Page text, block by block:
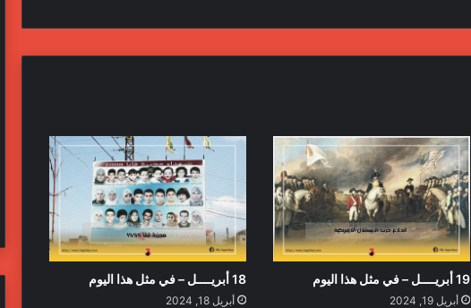
19 أبريــــل – في مثل هذا اليوم
أبريل 19, 2024
18 أبريــــل – في مثل هذا اليوم
أبريل 18, 2024